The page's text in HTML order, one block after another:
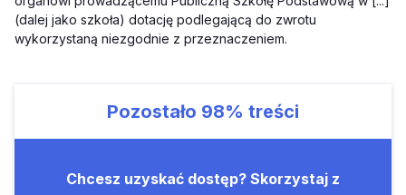
(dalej jako szkoła) dotację podlegającą do zwrotu
wykorzystaną niezgodnie z przeznaczeniem.
Pozostało 98% treści
Chcesz uzyskać dostęp? Skorzystaj z